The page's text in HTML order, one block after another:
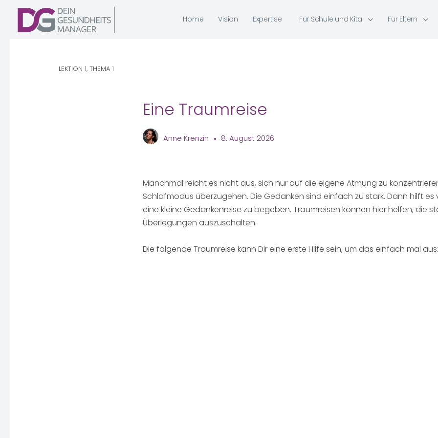
Home Vision Expertise Für Schule und Kita Für Eltern
LEKTION 1, THEMA 1
Eine Traumreise
Anne Krenzin 8. August 2026
Manchmal reicht es nicht aus, sich nur auf die eigene Atmung zu
Schlafmodus überzugehen. Die Gedanken sind einfach zu stark. Dann hilft es
eine kleine Gedankenreise zu begeben. Traumreisen können hier helfen, die
Überlegungen auszuschalten.
Die folgende Traumreise kann Dir eine erste Hilfe sein, um das einfach mal